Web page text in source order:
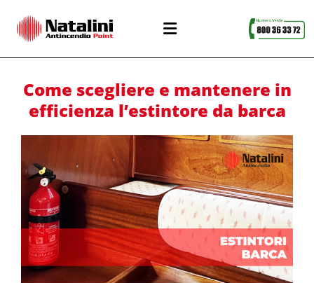
Come scegliere e mantenere in
efficienza l’estintore da barca